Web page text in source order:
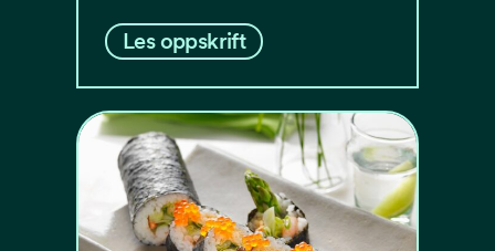
Les oppskrift